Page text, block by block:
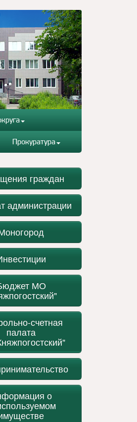
Прокуратура
граждан
администрации
МО
счетная
палата
о